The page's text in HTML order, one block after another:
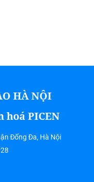
HÀ NỘI
PICEN
Đống Đa, Hà Nội